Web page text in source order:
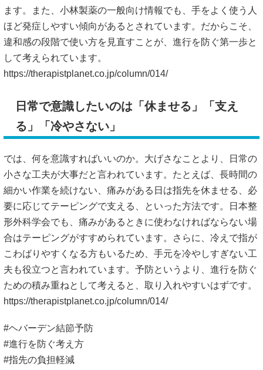
ます。また、小林製薬の一般向け情報でも、手をよく使う人
ほど発症しやすい傾向があるとされています。だからこそ、
違和感の段階で使い方を見直すことが、進行を防ぐ第一歩と
して考えられています。
https://therapistplanet.co.jp/column/014/
日常で意識したいのは「休ませる」「支え
る」「冷やさない」
では、何を意識すればいいのか。大げさなことより、日常の
小さな工夫が大事だと言われています。たとえば、長時間の
細かい作業を続けない、痛みがある日は指先を休ませる、必
要に応じてテーピングで支える、といった方法です。日本整
形外科学会でも、痛みがあるときに使わなければならない場
合はテーピングがすすめられています。さらに、冷えで指が
こわばりやすくなる方もいるため、手元を冷やしすぎない工
夫も役立つと言われています。予防というより、進行を防ぐ
ための積み重ねとして考えると、取り入れやすいはずです。
https://therapistplanet.co.jp/column/014/
#ヘバーデン結節予防
#進行を防ぐ考え方
#指先の負担軽減